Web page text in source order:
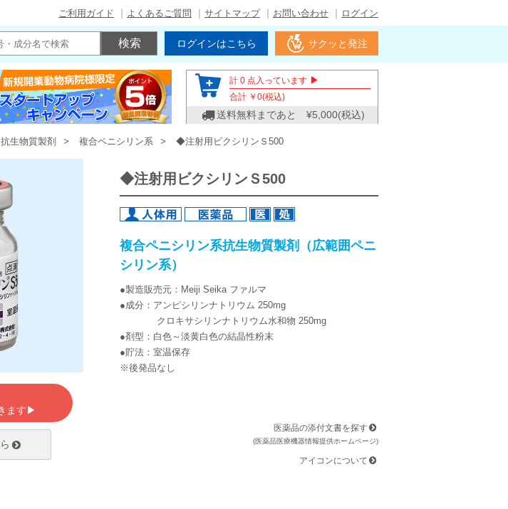
ご利用ガイド よくあるご質問 サイトマップ お問い合わせ ログイン
ログインはこちら サクッと発注
計 0 点入っています ▶
合計 ￥ 0(税込)
送料無料まであと ¥5,000(税込)
抗生物質製剤 複合ペニシリン系 ◆注射用ビクシリンＳ500
ます▶
◆注射用ビクシリンＳ500
複合ペニシリン系抗生物質製剤（広範囲ペニ
シリン系）
●製造販売元：Meiji Seika ファルマ
●成分：アンピシリンナトリウム 250mg
クロキサシリンナトリウム水和物 250mg
●剤型：白色～淡黄白色の結晶性粉末
●貯法：室温保存
※後発品なし
医薬品の添付文書を探す
(医薬品医療機器情報提供ホームページ)
アイコンについて